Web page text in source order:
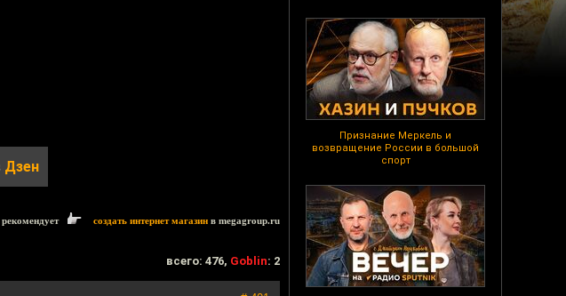
Признание Меркель и
возвращение России в большой
спорт
Дзен
создать интернет магазин в megagroup.ru
всего: 476, Goblin: 2